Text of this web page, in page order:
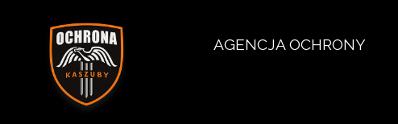
AGENCJA OCHRONY